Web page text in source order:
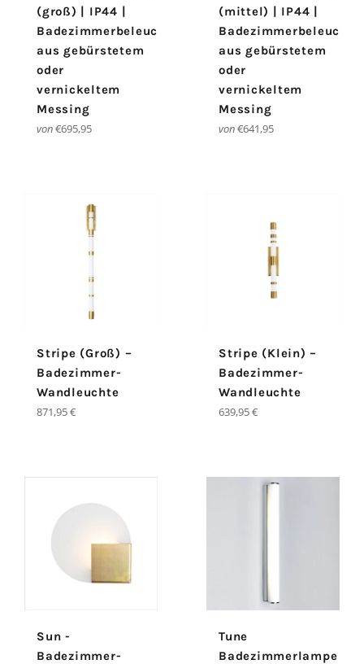
(groß) | IP44 |
Badezimmerbeleuchtung
aus gebürstetem
oder
vernickeltem
Messing
von€695,95
(mittel) | IP44 |
aus gebürstetem
oder
vernickeltem
Messing
von€641,95
Stripe (Groß) –
Badezimmer-
Wandleuchte
Normaler
871,95 €
Stripe (Klein) –
Badezimmer-
Wandleuchte
Normaler
639,95 €
Sun -
Badezimmer-
Tune
Badezimmerlampe